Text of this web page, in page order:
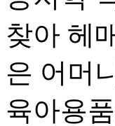
찾아 헤
은 어머
육아용